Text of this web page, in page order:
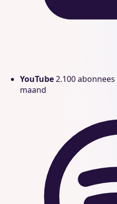
YouTube2.100 abonnees
maand